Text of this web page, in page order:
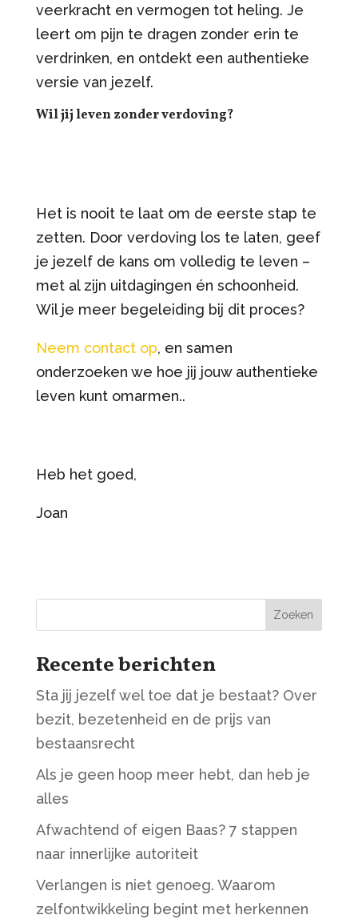
veerkracht en vermogen tot heling. Je
leert om pijn te dragen zonder erin te
verdrinken, en ontdekt een authentieke
versie van jezelf.
Wil jij leven zonder verdoving?
Het is nooit te laat om de eerste stap te
zetten. Door verdoving los te laten, geef
je jezelf de kans om volledig te leven –
met al zijn uitdagingen én schoonheid.
Wil je meer begeleiding bij dit proces?
Neem contact op, en samen
onderzoeken we hoe jij jouw authentieke
leven kunt omarmen..
Heb het goed,
Joan
Zoeken
Recente berichten
Sta jij jezelf wel toe dat je bestaat? Over
bezit, bezetenheid en de prijs van
bestaansrecht
Als je geen hoop meer hebt, dan heb je
alles
Afwachtend of eigen Baas? 7 stappen
naar innerlijke autoriteit
Verlangen is niet genoeg. Waarom
zelfontwikkeling begint met herkennen